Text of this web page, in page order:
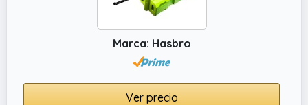
para lanzarte a la batalla
Marca: Hasbro
Ver precio